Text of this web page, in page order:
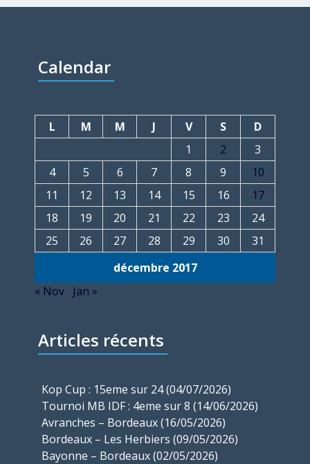
Calendar
décembre 2017
L M M J V S
D
1
2
3
4
5 6 7 8 9
10
11
12 13 14 15 16
17
18
19 20 21 22 23
24
25
26 27 28 29 30 31
« Nov Jan »
Articles récents
Kop Cup : 15eme sur 24 (04/07/2026)
Tournoi MB IDF : 4eme sur 8 (14/06/2026)
Avranches – Bordeaux (16/05/2026)
Bordeaux – Les Herbiers (09/05/2026)
Bayonne – Bordeaux (02/05/2026)